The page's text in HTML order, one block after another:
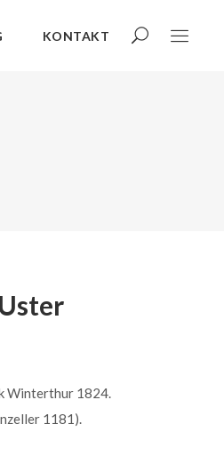
KONTAKT
Winterthur 1824.
1181).